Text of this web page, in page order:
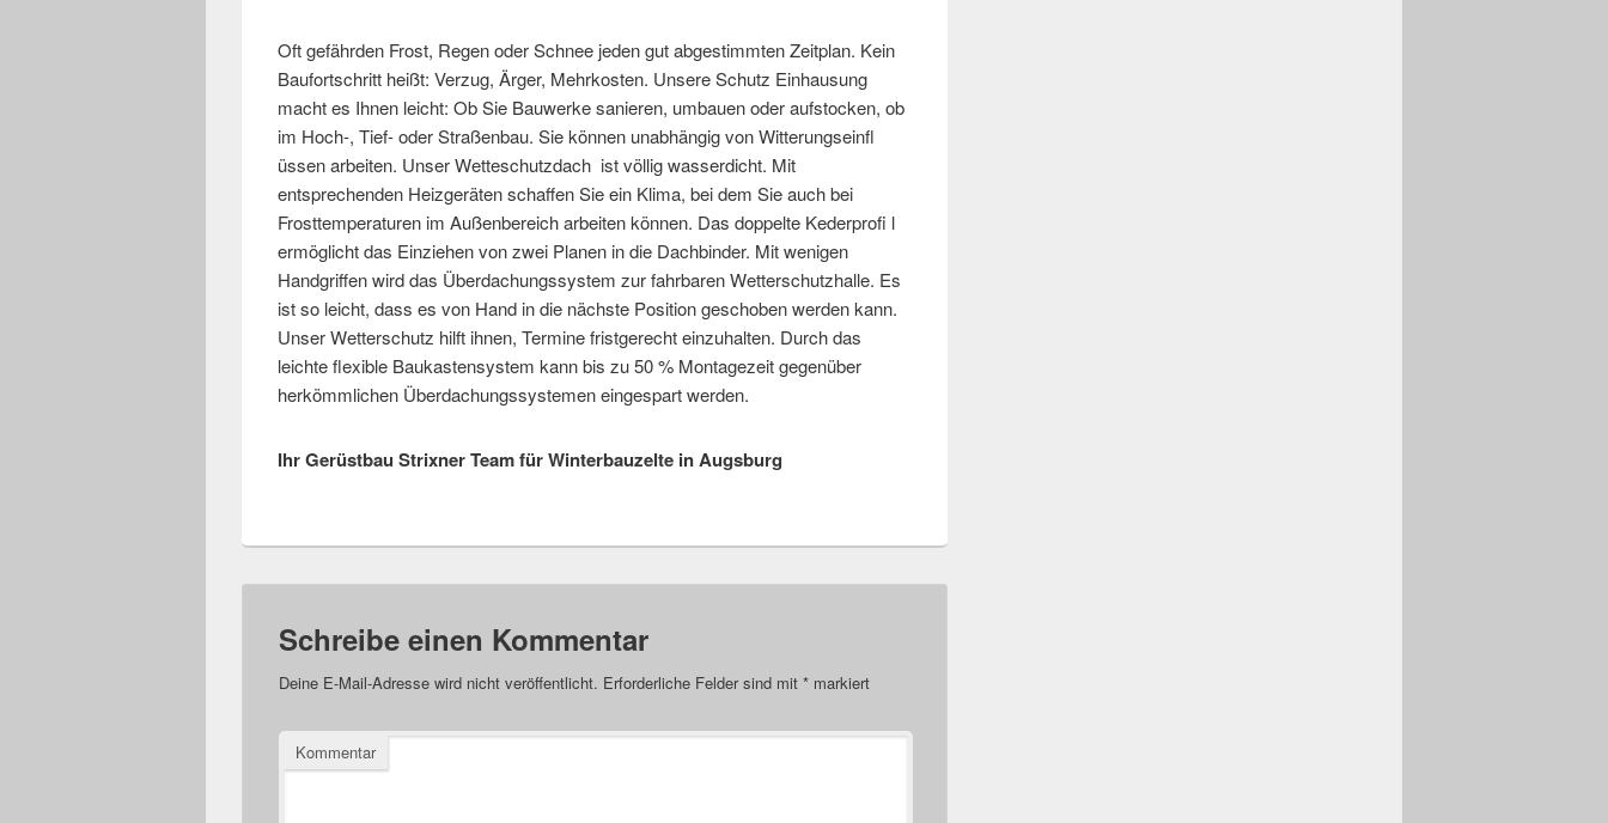
Oft gefährden Frost, Regen oder Schnee jeden gut abgestimmten Zeitplan. Kein
Baufortschritt heißt: Verzug, Ärger, Mehrkosten. Unsere Schutz Einhausung
macht es Ihnen leicht: Ob Sie Bauwerke sanieren, umbauen oder aufstocken, ob
im Hoch-, Tief- oder Straßenbau. Sie können unabhängig von Witterungseinfl
üssen arbeiten. Unser Wetteschutzdach ist völlig wasserdicht. Mit
entsprechenden Heizgeräten schaffen Sie ein Klima, bei dem Sie auch bei
Frosttemperaturen im Außenbereich arbeiten können. Das doppelte Kederprofi l
ermöglicht das Einziehen von zwei Planen in die Dachbinder. Mit wenigen
Handgriffen wird das Überdachungssystem zur fahrbaren Wetterschutzhalle. Es
ist so leicht, dass es von Hand in die nächste Position geschoben werden kann.
Unser Wetterschutz hilft ihnen, Termine fristgerecht einzuhalten. Durch das
leichte flexible Baukastensystem kann bis zu 50 % Montagezeit gegenüber
herkömmlichen Überdachungssystemen eingespart werden.
Ihr Gerüstbau Strixner Team für Winterbauzelte in Augsburg
Schreibe einen Kommentar
Deine E-Mail-Adresse wird nicht veröffentlicht. Erforderliche Felder sind mit * markiert
Kommentar